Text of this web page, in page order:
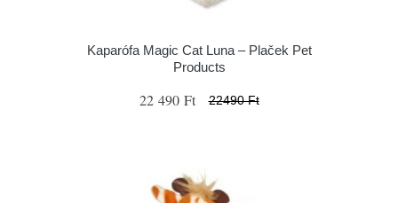
Kaparófa Magic Cat Luna – Plaček Pet
Products
22 490 Ft 22490 Ft